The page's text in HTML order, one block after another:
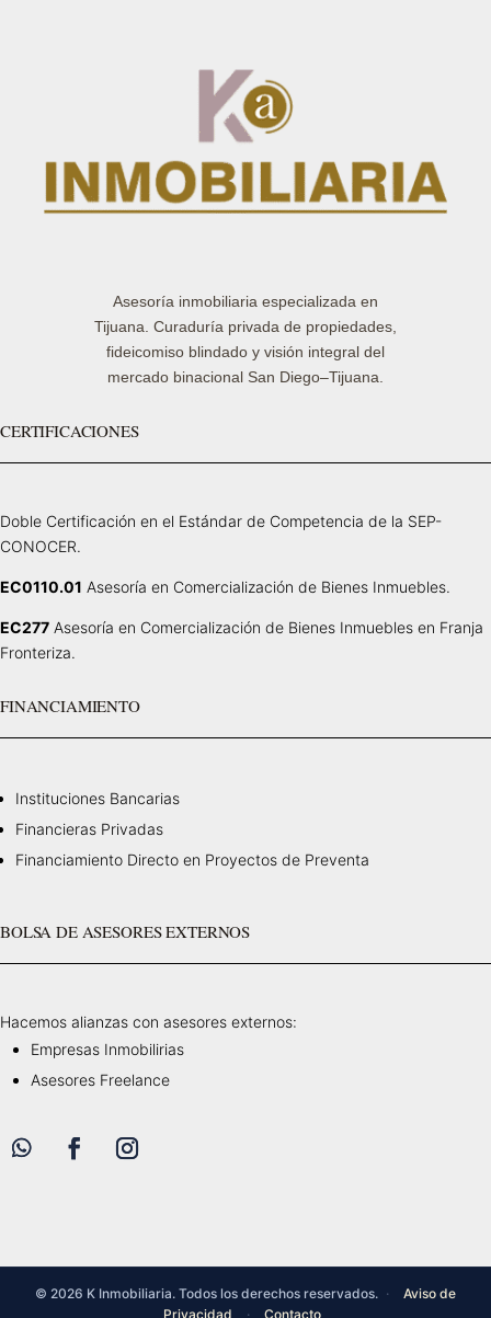
Asesoría inmobiliaria especializada en
Tijuana. Curaduría privada de propiedades,
fideicomiso blindado y visión integral del
mercado binacional San Diego–Tijuana.
CERTIFICACIONES
Doble Certificación en el Estándar de Competencia de la SEP-
CONOCER.
EC0110.01 Asesoría en Comercialización de Bienes Inmuebles.
EC277 Asesoría en Comercialización de Bienes Inmuebles en Franja
Fronteriza.
FINANCIAMIENTO
Instituciones Bancarias
Financieras Privadas
Financiamiento Directo en Proyectos de Preventa
BOLSA DE ASESORES EXTERNOS
Hacemos alianzas con asesores externos:
Empresas Inmobilirias
Asesores Freelance
© 2026 K Inmobiliaria. Todos los derechos reservados. ·
Aviso de
Privacidad
· Contacto